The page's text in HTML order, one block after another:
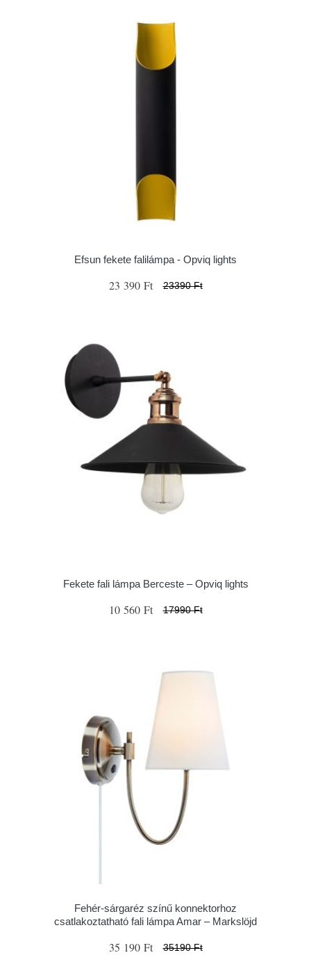
Efsun fekete falilámpa - Opviq lights
23 390 Ft 23390 Ft
Fekete fali lámpa Berceste – Opviq lights
10 560 Ft 17990 Ft
Fehér-sárgaréz színű konnektorhoz
csatlakoztatható fali lámpa Amar – Markslöjd
35 190 Ft 35190 Ft